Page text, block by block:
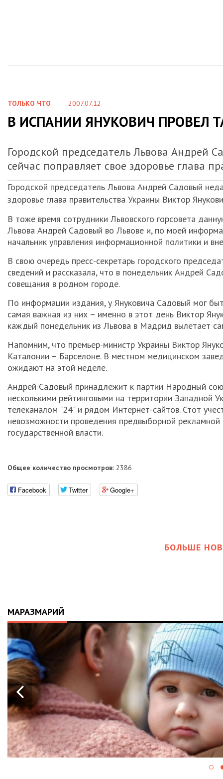
ТОЛЬКО ЧТО 2007.07.12
В ИСПАНИИ ЯНУКОВИЧ ПРОВЕЛ
Городской председатель Львова Андрей
сейчас поправляет свое здоровье глава
Городской председатель Львова Андрей Садовый
здоровье глава правительства Украины Виктор
В тоже время сотрудники Львовского горсовета
Львова Андрей Садовый во Львове и, по моей
начальник управления информационной политики и
В свою очередь пресс-секретарь городского
сведений и рассказала, что в понедельник Андрей
совещания в родном городе.
По информации издания, у Януковича Садовый мог
самая важная из них – именно в этот день Виктор
каждый понедельник из Львова в Мадрид вылетает
Напомним, что премьер-министр Украины Виктор
Каталонии – Барселоне. В местном медицинском
ожидают на этой неделе.
Андрей Садовый принадлежит к партии Народный
несколькими рейтинговыми на территории Западной
телеканалом "24" и рядом Интернет-сайтов. Стот
невозможности проведения предвыборной
государственной власти.
Общее количество просмотров: 2386
Facebook Twitter Google+
БОЛЬШЕ
МАРАЗМАРИЙ